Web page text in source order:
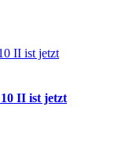
II ist jetzt